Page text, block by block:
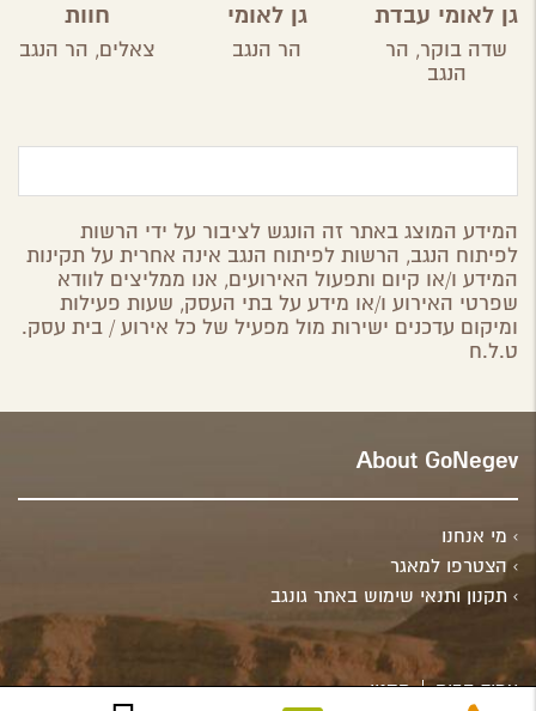
גן לאומי עבדת
שדה בוקר, הר
הנגב
גן לאומי
ממשית
הר הנגב
חוות
הקקטוסים
צאלים, הר הנגב
המידע המוצג באתר זה הונגש לציבור על ידי הרשות
לפיתוח הנגב, הרשות לפיתוח הנגב אינה אחרית על תקינות
המידע ו/או קיום ותפעול האירועים, אנו ממליצים לוודא
שפרטי האירוע ו/או מידע על בתי העסק, שעות פעילות
ומיקום עדכנים ישירות מול מפעיל של כל אירוע / בית עסק.
ט.ל.ח
About GoNegev
מי אנחנו
הצטרפו למאגר
תקנון ותנאי שימוש באתר גונגב
עמוד הבית תקנון